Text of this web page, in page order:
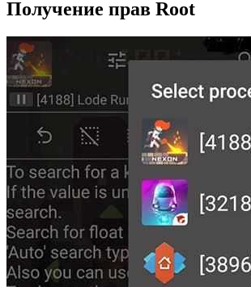
Получение прав Root